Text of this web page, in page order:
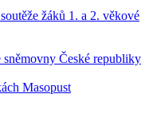
žáků 1. a 2. věkové
sněmovny České republiky
Masopust